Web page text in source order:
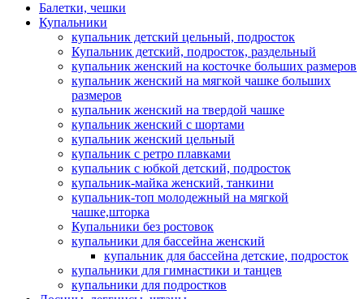
Балетки, чешки
Купальники
купальник детский цельный, подросток
Купальник детский, подросток, раздельный
купальник женский на косточке больших размеров
купальник женский на мягкой чашке больших
размеров
купальник женский на твердой чашке
купальник женский с шортами
купальник женский цельный
купальник с ретро плавками
купальник с юбкой детский, подросток
купальник-майка женский, танкини
купальник-топ молодежный на мягкой
чашке,шторка
Купальники без ростовок
купальники для бассейна женский
купальник для бассейна детские, подросток
купальники для гимнастики и танцев
купальники для подростков